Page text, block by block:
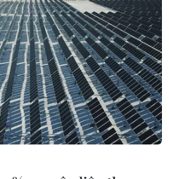
tuyến tên miền .vn đợt 1 (2
gồm 50 tên miền 2 ký tự